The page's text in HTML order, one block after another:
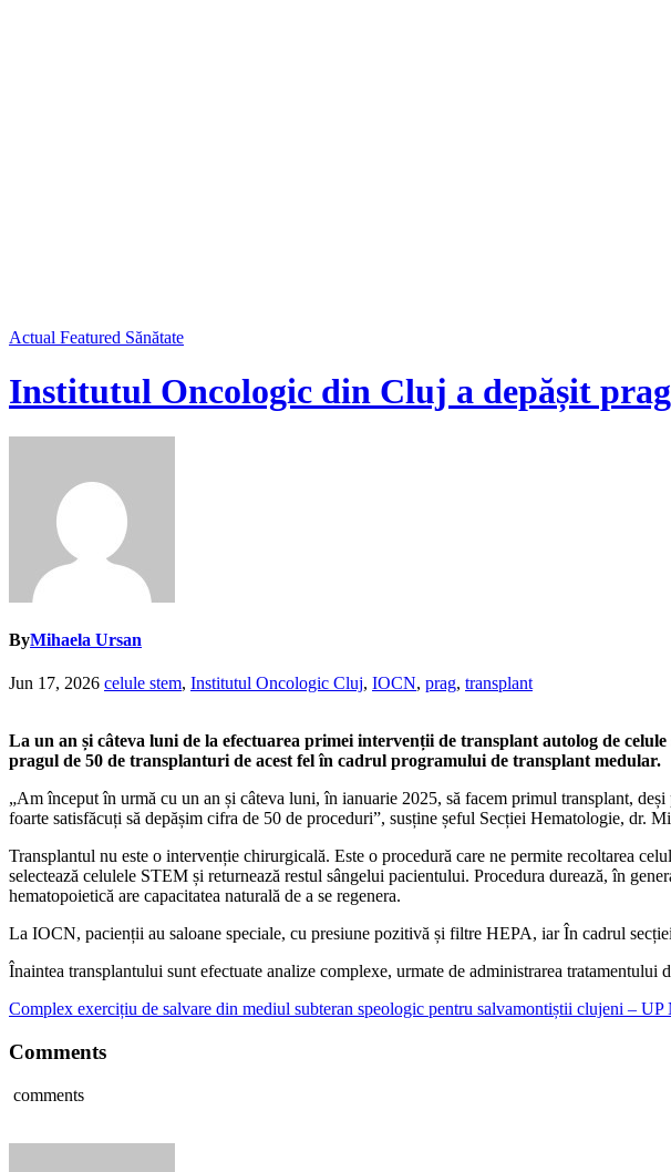
Actual Featured Sănătate
Institutul Oncologic din Cluj a depășit
ByMihaela Ursan
Jun 17, 2026 celule stem, Institutul Oncologic Cluj, IOCN, prag, transplant
La un an și câteva luni de la efectuarea primei intervenții de transplant autolog de
pragul de 50 de transplanturi de acest fel în cadrul programului de transplant medular.
„Am început în urmă cu un an și câteva luni, în ianuarie 2025, să facem primul transplant,
foarte satisfăcuți să depășim cifra de 50 de proceduri”, susține șeful Secției Hematologie, dr.
Transplantul nu este o intervenție chirurgicală. Este o procedură care ne permite recoltarea
selectează celulele STEM și returnează restul sângelui pacientului. Procedura durează, în
hematopoietică are capacitatea naturală de a se regenera.
La IOCN, pacienții au saloane speciale, cu presiune pozitivă și filtre HEPA, iar În cadrul
Înaintea transplantului sunt efectuate analize complexe, urmate de administrarea
Complex exercițiu de salvare din mediul subteran speologic pentru salvamontiștii clujeni – UP
Comments
comments